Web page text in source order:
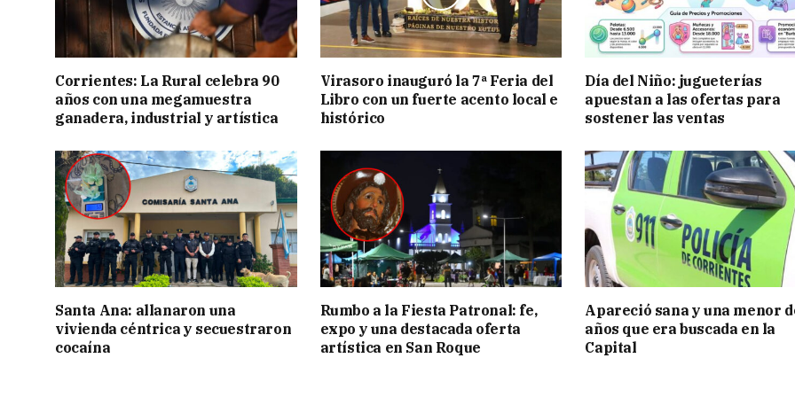
Corrientes: La Rural celebra 90
años con una megamuestra
ganadera, industrial y artística
Virasoro inauguró la 7ª Feria del
Libro con un fuerte acento local e
histórico
Día del Niño: jugueterías
apuestan a las ofertas para
sostener las ventas
Santa Ana: allanaron una
vivienda céntrica y secuestraron
cocaína
Rumbo a la Fiesta Patronal: fe,
expo y una destacada oferta
artística en San Roque
Apareció sana y una menor
años que era buscada en la
Capital